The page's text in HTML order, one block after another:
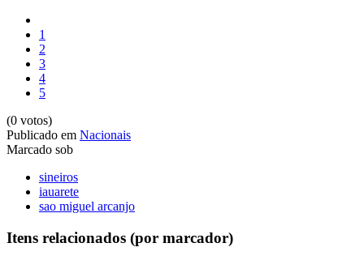
1
2
3
4
5
(0 votos)
Publicado em Nacionais
Marcado sob
sineiros
iauarete
sao miguel arcanjo
Itens relacionados (por marcador)